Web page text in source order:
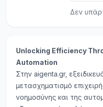
Δεν
Unlocking Efficiency
Automation
Στην aigenta.gr,
μετασχηματισμό
νοημοσύνης και της